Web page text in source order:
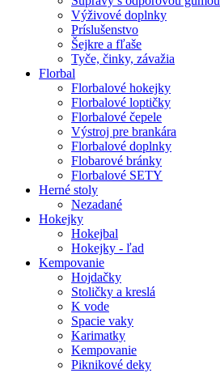
Výživové doplnky
Príslušenstvo
Šejkre a fľaše
Tyče, činky, závažia
Florbal
Florbalové hokejky
Florbalové loptičky
Florbalové čepele
Výstroj pre brankára
Florbalové doplnky
Flobarové bránky
Florbalové SETY
Herné stoly
Nezadané
Hokejky
Hokejbal
Hokejky - ľad
Kempovanie
Hojdačky
Stoličky a kreslá
K vode
Spacie vaky
Karimatky
Kempovanie
Piknikové deky